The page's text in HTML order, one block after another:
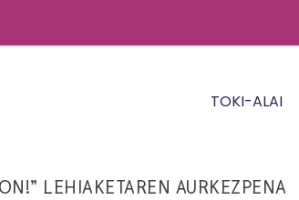
TOKI-ALAI
LEHIAKETAREN AURKEZPENA